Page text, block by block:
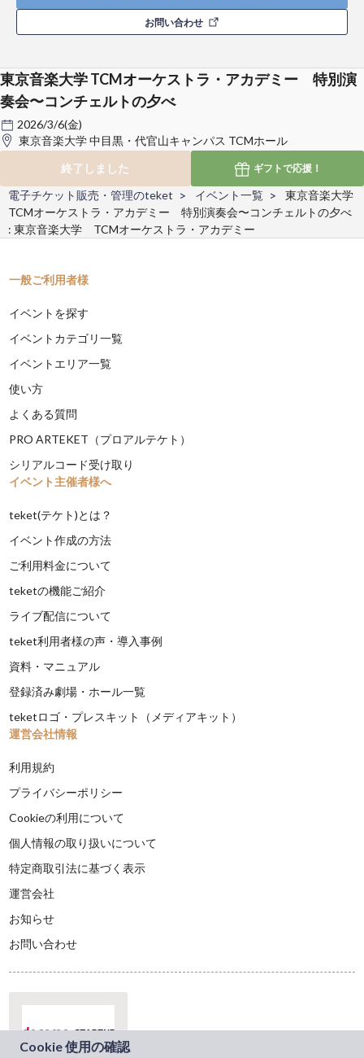
お問い合わせ
東京音楽大学 TCMオーケストラ・アカデミー 特別演
奏会〜コンチェルトの夕べ
2026/3/6(金)
東京音楽大学 中目黒・代官山キャンパス TCMホール
終了しました
ギフトで応援！
電子チケット販売・管理のteket イベント一覧
東京音楽大学
TCMオーケストラ・アカデミー 特別演奏会〜コンチェルトの夕べ
: 東京音楽大学 TCMオーケストラ・アカデミー
一般ご利用者様
イベントを探す
イベントカテゴリ一覧
イベントエリア一覧
使い方
よくある質問
PRO ARTEKET（プロアルテケト）
シリアルコード受け取り
イベント主催者様へ
teket(テケト)とは？
イベント作成の方法
ご利用料金について
teketの機能ご紹介
ライブ配信について
teket利用者様の声・導入事例
資料・マニュアル
登録済み劇場・ホール一覧
teketロゴ・プレスキット（メディアキット）
運営会社情報
利用規約
プライバシーポリシー
Cookieの利用について
個人情報の取り扱いについて
特定商取引法に基づく表示
運営会社
お知らせ
お問い合わせ